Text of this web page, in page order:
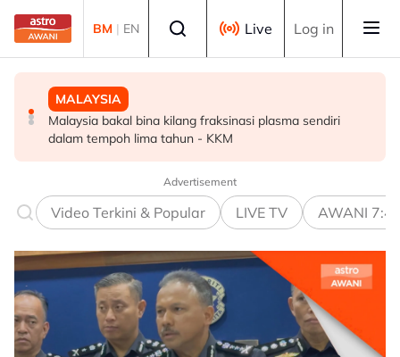
Skip to main content
BM | EN Live Log in
MALAYSIA
Malaysia bakal bina kilang fraksinasi plasma sendiri
dalam tempoh lima tahun - KKM
MALAYSIA
Rundingan import udang Thailand dijangka selesai
pertengahan bulan ini - Mohamad
POLITIK
PRN Melaka: BN terbuka untuk berunding, tukar kerusi -
Ahmad Zahid
Advertisement
Video Terkini & Popular LIVE TV AWANI